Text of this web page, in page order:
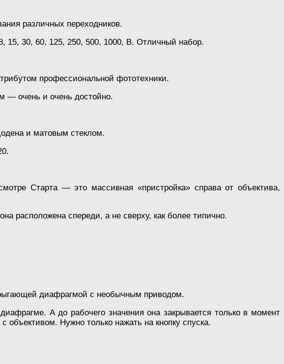
различных переходников.
30, 60, 125, 250, 500, 1000, В. Отличный набор.
профессиональной фототехники.
— очень и очень достойно.
и матовым стеклом.
Старта — это массивная «пристройка» справа от объектива,
расположена спереди, а не сверху, как более типично.
диафрагмой с необычным приводом.
А до рабочего значения она закрывается только в момент
Нужно только нажать на кнопку спуска.